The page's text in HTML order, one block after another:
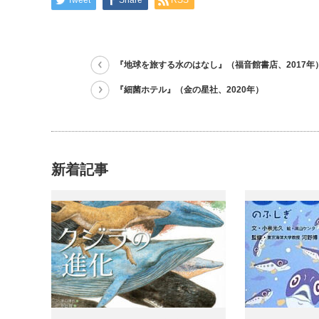
『地球を旅する水のはなし』（福音館書店、2017年
『細菌ホテル』（金の星社、2020年）
新着記事